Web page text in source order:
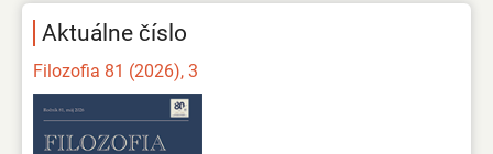
Aktuálne číslo
Filozofia 81 (2026), 3